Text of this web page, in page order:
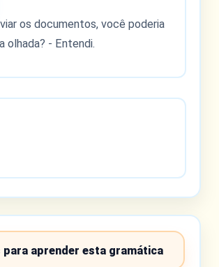
os documentos, você poderia
olhada? - Entendi.
para aprender esta gramática